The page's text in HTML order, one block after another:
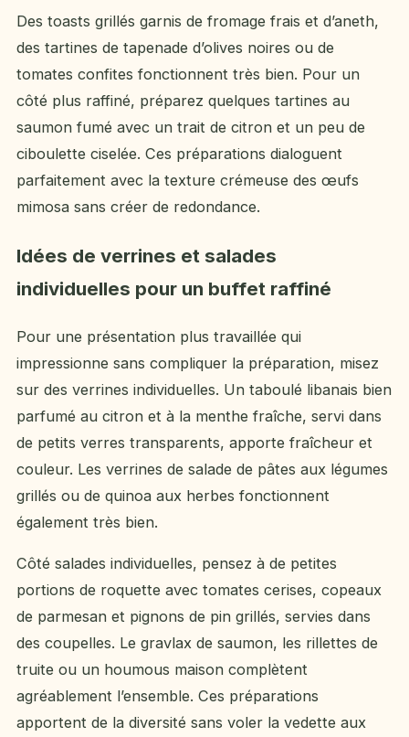
Des toasts grillés garnis de fromage frais et d’aneth,
des tartines de tapenade d’olives noires ou de
tomates confites fonctionnent très bien. Pour un
côté plus raffiné, préparez quelques tartines au
saumon fumé avec un trait de citron et un peu de
ciboulette ciselée. Ces préparations dialoguent
parfaitement avec la texture crémeuse des œufs
mimosa sans créer de redondance.
Idées de verrines et salades
individuelles pour un buffet raffiné
Pour une présentation plus travaillée qui
impressionne sans compliquer la préparation, misez
sur des verrines individuelles. Un taboulé libanais bien
parfumé au citron et à la menthe fraîche, servi dans
de petits verres transparents, apporte fraîcheur et
couleur. Les verrines de salade de pâtes aux légumes
grillés ou de quinoa aux herbes fonctionnent
également très bien.
Côté salades individuelles, pensez à de petites
portions de roquette avec tomates cerises, copeaux
de parmesan et pignons de pin grillés, servies dans
des coupelles. Le gravlax de saumon, les rillettes de
truite ou un houmous maison complètent
agréablement l’ensemble. Ces préparations
apportent de la diversité sans voler la vedette aux